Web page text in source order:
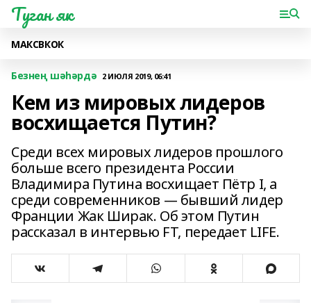
Туган як
МАКСВКОК
Безнең шәһәрдә 2 ИЮЛЯ 2019, 06:41
Кем из мировых лидеров
восхищается Путин?
Среди всех мировых лидеров прошлого
больше всего президента России
Владимира Путина восхищает Пётр I, а
среди современников — бывший лидер
Франции Жак Ширак. Об этом Путин
рассказал в интервью FT, передает LIFE.